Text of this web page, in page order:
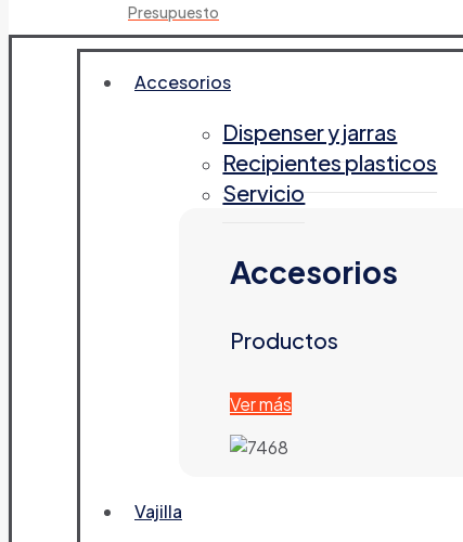
Presupuesto
Accesorios
Dispenser y jarras
Recipientes plasticos
Servicio
Accesorios
Productos
Ver más
Vajilla